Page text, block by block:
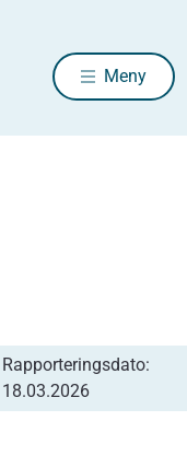
Meny
Rapporteringsdato:
18.03.2026